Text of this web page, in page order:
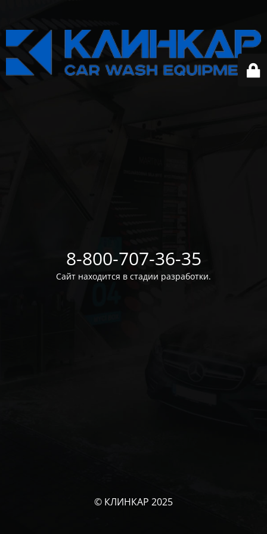
8-800-707-36-35
Сайт находится в стадии разработки.
© КЛИНКАР 2025